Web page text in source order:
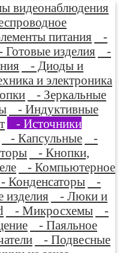
видеонаблюдения
питания
-
Готовые изделия
-
- Диоды и
и электроника
- Зеркальные
- Индуктивные
- Источники
- Капсульные
-
- Кнопки,
- Компьютерное
Конденсаторы
-
изделия
- Люки и
- Микросхемы
-
- Паяльное
- Подвесные